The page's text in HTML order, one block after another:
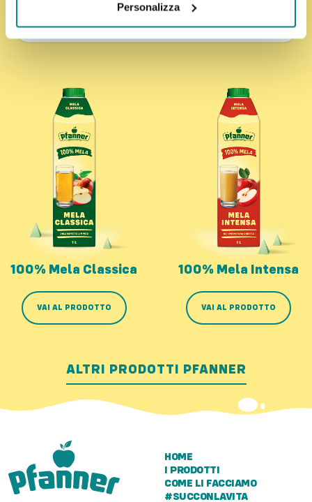
Personalizza
Sale
<0,01g
100% Mela Classica
VAI AL PRODOTTO
100% Mela Intensa
VAI AL PRODOTTO
ALTRI PRODOTTI PFANNER
HOME
I PRODOTTI
COME LI FACCIAMO
#SUCCONLAVITA